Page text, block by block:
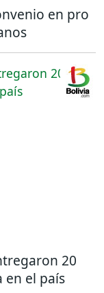
en pro
20
en el país